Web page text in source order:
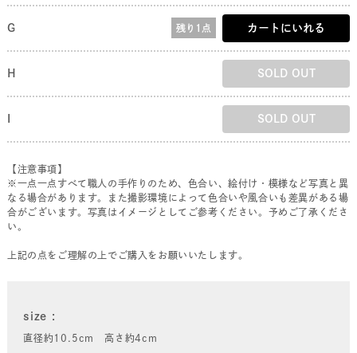
G 残り1点 カートにいれる
H SOLD OUT
SOLD OUT
【注意事項】
※一点一点すべて職人の手作りのため、色合い、絵付け・模様など写真と異
なる場合があります。また撮影環境によって色合いや風合いも差異がある場
合がございます。写真はイメージとしてご参考ください。予めご了承くださ
い。
上記の点をご理解の上でご購入をお願いいたします。
size
直径約10.5cm 高さ約4cm